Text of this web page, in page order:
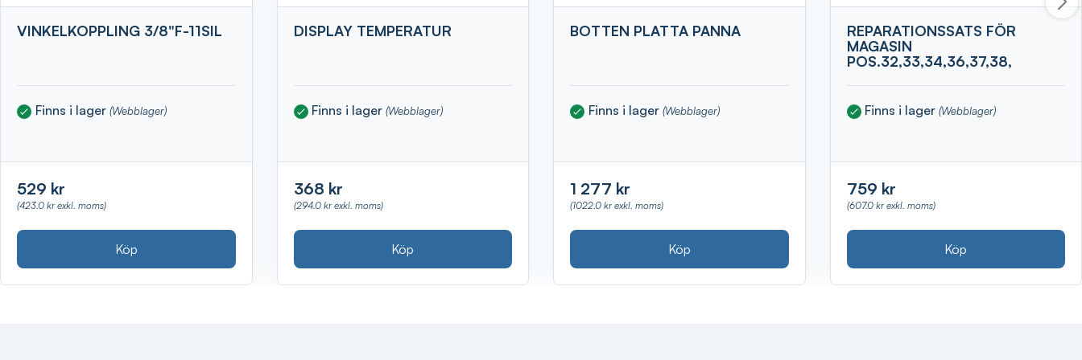
VINKELKOPPLING 3/8"F-11SIL
Finns i lager (Webblager)
529 kr
(423.0 kr exkl. moms)
Köp
DISPLAY TEMPERATUR
Finns i lager(Webblager)
368 kr
(294.0 kr exkl. moms)
Köp
BOTTEN PLATTA PANNA
Finns i lager (Webblager)
1 277 kr
(1022.0 kr exkl. moms)
Köp
REPARATIONSSATS FÖR
MAGASIN
POS.32,33,34,36,37,38,
Finns i lager(Webblager)
759 kr
(607.0 kr exkl. moms)
Köp